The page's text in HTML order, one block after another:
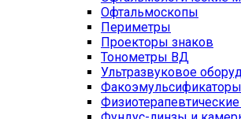
Офтальмоскопы
Периметры
Проекторы знаков
Тонометры ВД
Ультразвуковое
Факоэмульсификаторы